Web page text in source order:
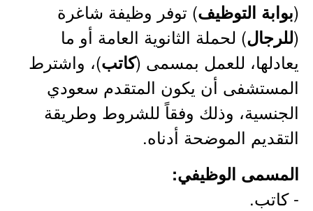
(بوابة التوظيف) توفر وظيفة شاغرة
(للرجال) لحملة الثانوية العامة أو ما
يعادلها، للعمل بمسمى (كاتب)، واشترط
المستشفى أن يكون المتقدم سعودي
الجنسية، وذلك وفقاً للشروط وطريقة
التقديم الموضحة أدناه.
المسمى الوظيفي:
- كاتب.